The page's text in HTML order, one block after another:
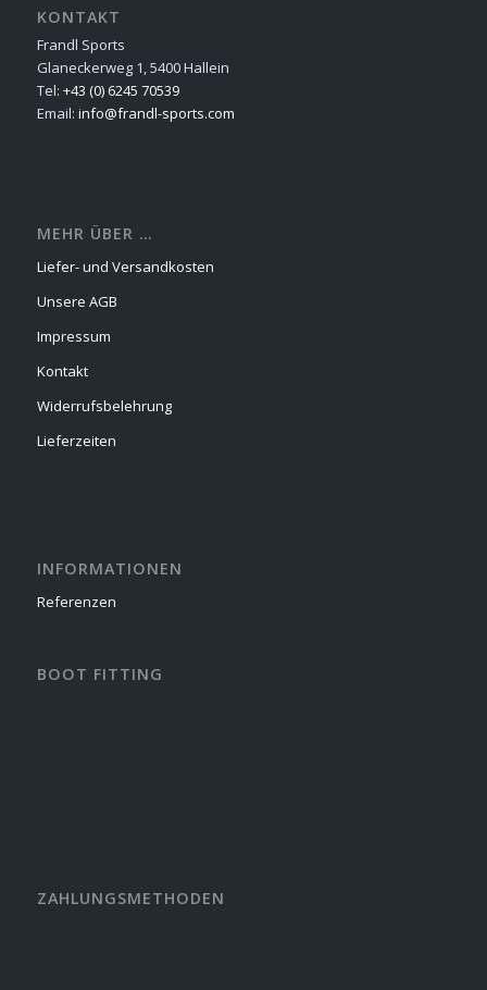
KONTAKT
Frandl Sports
Glaneckerweg 1, 5400 Hallein
Tel: +43 (0) 6245 70539
Email: info@frandl-sports.com
MEHR ÜBER …
Liefer- und Versandkosten
Unsere AGB
Impressum
Kontakt
Widerrufsbelehrung
Lieferzeiten
INFORMATIONEN
Referenzen
BOOT FITTING
ZAHLUNGSMETHODEN